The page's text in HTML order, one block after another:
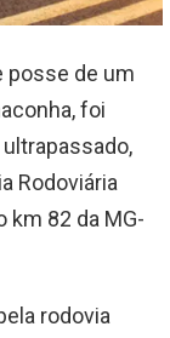
posse de um
foi
Rodoviária
km 82 da MG-
rodovia